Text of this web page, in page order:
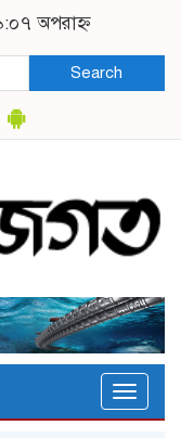
অপরাহ্ন
Search
Toggle